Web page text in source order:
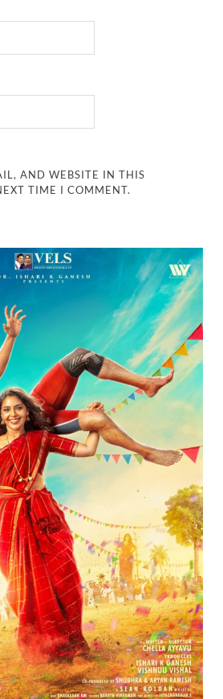
AND WEBSITE IN THIS
TIME I COMMENT.